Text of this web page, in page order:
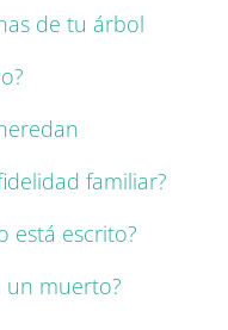
de tu árbol
familiar?
está escrito?
un muerto?